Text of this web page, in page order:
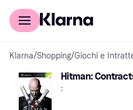
Per il tuo shopping
Klarna/Shopping/Giochi e
Hitman:
: